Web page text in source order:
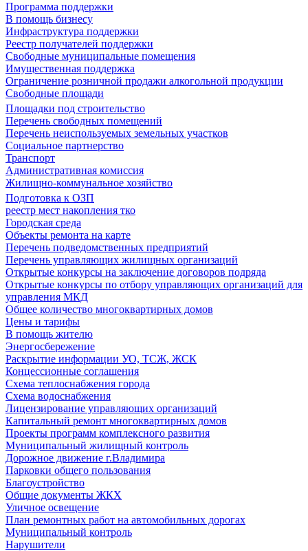
Программа поддержки
В помощь бизнесу
Инфраструктура поддержки
Реестр получателей поддержки
Свободные муниципальные помещения
Имущественная поддержка
Ограничение розничной продажи алкогольной продукции
Свободные площади
Площадки под строительство
Перечень свободных помещений
Перечень неиспользуемых земельных участков
Социальное партнерство
Транспорт
Административная комиссия
Жилищно-коммунальное хозяйство
Подготовка к ОЗП
реестр мест накопления тко
Городская среда
Объекты ремонта на карте
Перечень подведомственных предприятий
Перечень управляющих жилищных организаций
Открытые конкурсы на заключение договоров подряда
Открытые конкурсы по отбору управляющих организаций для
управления МКД
Общее количество многоквартирных домов
Цены и тарифы
В помощь жителю
Энергосбережение
Раскрытие информации УО, ТСЖ, ЖСК
Концессионные соглашения
Схема теплоснабжения города
Схема водоснабжения
Лицензирование управляющих организаций
Капитальный ремонт многоквартирных домов
Проекты программ комплексного развития
Муниципальный жилищный контроль
Дорожное движение г.Владимира
Парковки общего пользования
Благоустройство
Общие документы ЖКХ
Уличное освещение
План ремонтных работ на автомобильных дорогах
Муниципальный контроль
Нарушители